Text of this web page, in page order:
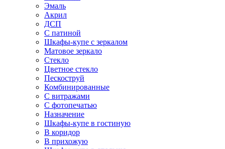
Эмаль
Акрил
ДСП
С патиной
Шкафы-купе с зеркалом
Матовое зеркало
Стекло
Цветное стекло
Пескоструй
Комбинированные
С витражами
С фотопечатью
Назначение
Шкафы-купе в гостиную
В коридор
В прихожую